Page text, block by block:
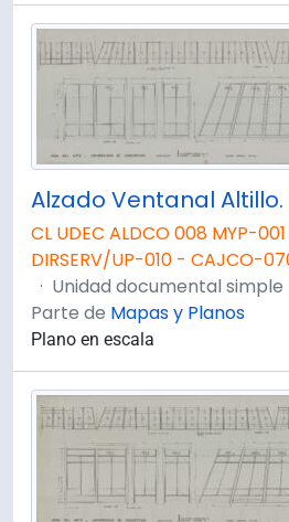
Alzado Ventanal Altillo.
CL UDEC ALDCO 008 MYP-
DIRSERV/UP-010 - CAJCO-
· Unidad documental simple
Parte de Mapas y Planos
Plano en escala